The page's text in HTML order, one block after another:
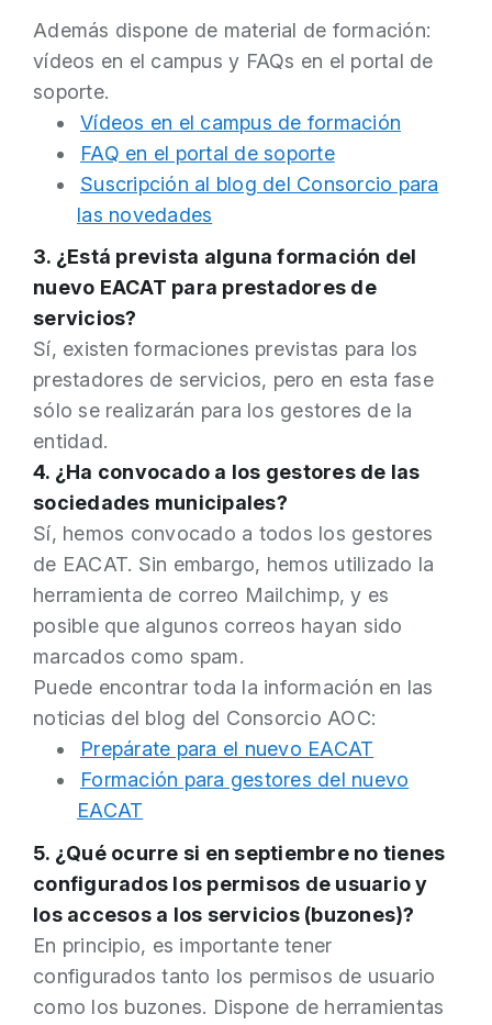
Además dispone de material de formación:
vídeos en el campus y FAQs en el portal de
soporte.
Vídeos en el campus de formación
FAQ en el portal de soporte
Suscripción al blog del Consorcio para
las novedades
3. ¿Está prevista alguna formación del
nuevo EACAT para prestadores de
servicios?
Sí, existen formaciones previstas para los
prestadores de servicios, pero en esta fase
sólo se realizarán para los gestores de la
entidad.
4. ¿Ha convocado a los gestores de las
sociedades municipales?
Sí, hemos convocado a todos los gestores
de EACAT. Sin embargo, hemos utilizado la
herramienta de correo Mailchimp, y es
posible que algunos correos hayan sido
marcados como spam.
Puede encontrar toda la información en las
noticias del blog del Consorcio AOC:
Prepárate para el nuevo EACAT
Formación para gestores del nuevo
EACAT
5. ¿Qué ocurre si en septiembre no tienes
configurados los permisos de usuario y
los accesos a los servicios (buzones)?
En principio, es importante tener
configurados tanto los permisos de usuario
como los buzones. Dispone de herramientas